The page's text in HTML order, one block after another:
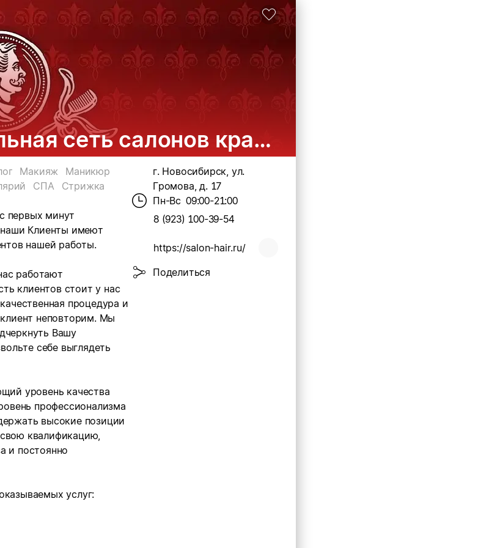
сеть салонов красоты
Макияж
Маникюр
СПА
Стрижка
первых минут
Клиенты имеют
нашей работы.
работают
клиентов стоит у нас
процедура и
неповторим. Мы
Вашу
себе выглядеть
уровень качества
профессионализма
высокие позиции
квалификацию,
и постоянно
услуг:
г. Новосибирск, ул.
Громова, д. 17
Пн-Вс 09:00-21:00
8 (923) 100-39-54
https://salon-hair.ru/
Поделиться